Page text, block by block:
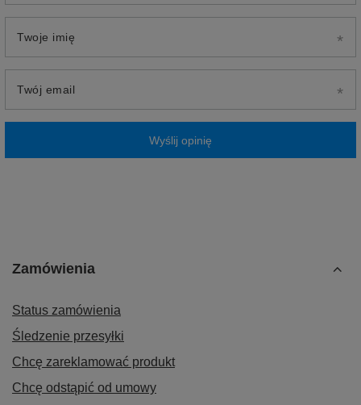
Twoje imię
Twój email
Wyślij opinię
Zamówienia
Status zamówienia
Śledzenie przesyłki
Chcę zareklamować produkt
Chcę odstąpić od umowy